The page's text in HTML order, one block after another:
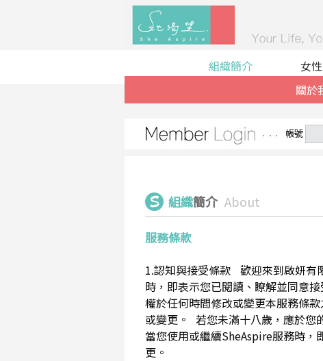
組織簡介
關於
女
帳號
組織簡介 About
服務條款
1.認知與接受條款 歡迎來到啟妍有
時，即表示您已閱讀、瞭解並同意
權於任何時間修改或變更本服務條
或變更。 若您未滿十八歲，應於您
當您使用或繼續SheAspire服務時
更。